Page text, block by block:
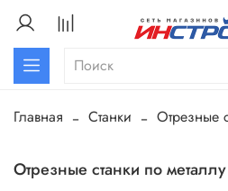
Главная Станки Отрезные
Отрезные станки по металлу